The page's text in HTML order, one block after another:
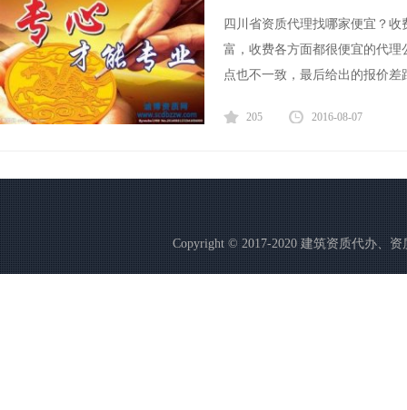
四川省资质代理找哪家便宜？
富，收费各方面都很便宜的代
点也不一致，最后给出的报价
205 2016-08-07
Copyright © 2017-2020 建筑资质代办、